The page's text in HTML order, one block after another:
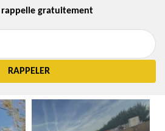
rappelle gratuitement